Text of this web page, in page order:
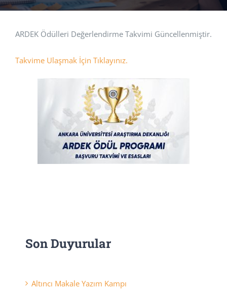
HİZMETLER
ARDEK Ödülleri Değerlendirme Takvimi Güncellenmiştir.
Takvime Ulaşmak İçin Tıklayınız.
Son Duyurular
Altıncı Makale Yazım Kampı